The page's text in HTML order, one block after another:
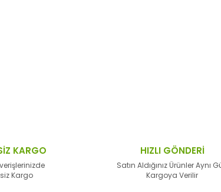
KARGO
Kargo
HIZLI GÖNDERİ
Satın Aldığınız Ürünler Aynı
Kargoya Verilir